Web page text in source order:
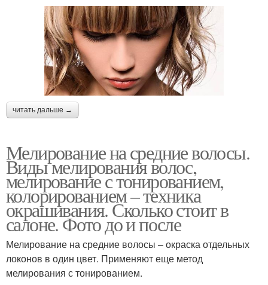
читать дальше →
Мелирование на средние волосы.
Виды мелирования волос,
мелирование с тонированием,
колорированием – техника
окрашивания. Сколько стоит в
салоне. Фото до и после
Мелирование на средние волосы – окраска отдельных
локонов в один цвет. Применяют еще метод
мелирования с тонированием.